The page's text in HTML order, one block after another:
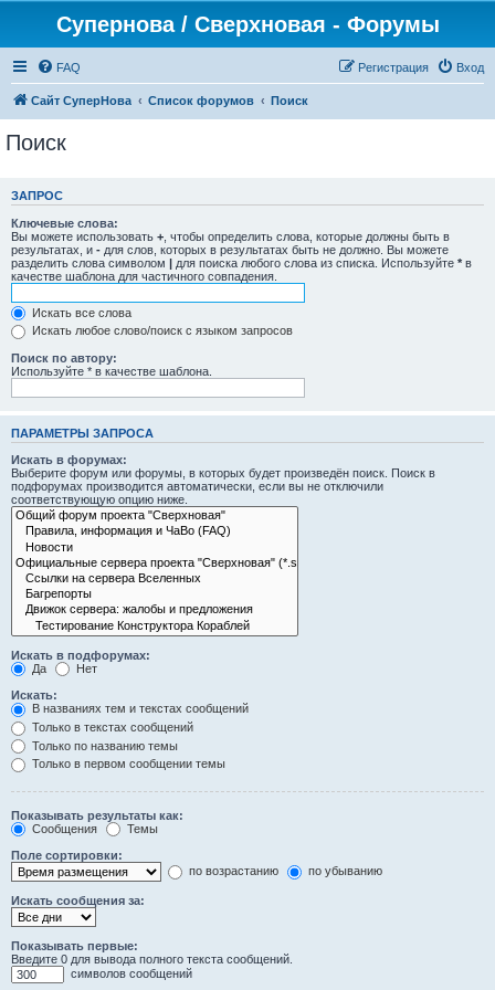
Супернова / Сверхновая - Форумы
FAQ Вход
Регистрация
Сайт СуперНова Список форумов Поиск
Поиск
ЗАПРОС
Ключевые слова:
Вы можете использовать + , чтобы определить слова, которые должны быть в
результатах, и - для слов, которых в результатах быть не должно. Вы можете
разделить слова символом | для поиска любого слова из списка. Используйте * в
качестве шаблона для частичного совпадения.
Искать все слова
Искать любое слово/поиск с языком запросов
Поиск по автору:
Используйте * в качестве шаблона.
ПАРАМЕТРЫ ЗАПРОСА
Искать в форумах:
Выберите форум или форумы, в которых будет произведён поиск. Поиск в
подфорумах производится автоматически, если вы не отключили
соответствующую опцию ниже.
Искать в подфорумах:
Да
Нет
Искать:
В названиях тем и текстах сообщений
Только в текстах сообщений
Только по названию темы
Только в первом сообщении темы
Показывать результаты как:
Сообщения
Темы
Поле сортировки:
по возрастанию
по убыванию
Искать сообщения за:
Показывать первые:
Введите 0 для вывода полного текста сообщений.
символов сообщений